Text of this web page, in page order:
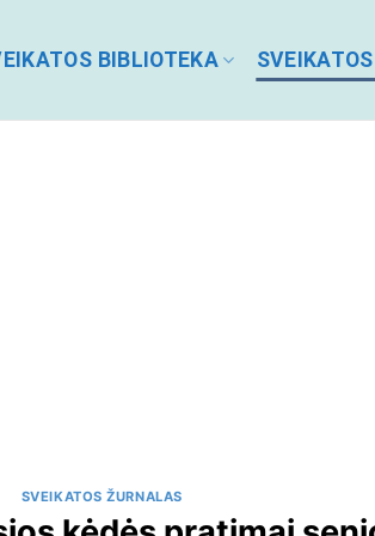
BIBLIOTEKA
SVEIKATOS ŽURNALAS